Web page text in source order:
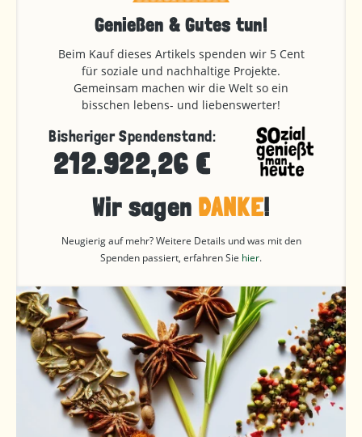
Genießen & Gutes tun!
Beim Kauf dieses Artikels spenden wir 5 Cent
für soziale und nachhaltige Projekte.
Gemeinsam machen wir die Welt so ein
bisschen lebens- und liebenswerter!
Bisheriger Spendenstand:
212.922,26 €
Wir sagen DANKE!
Neugierig auf mehr? Weitere Details und was mit den
Spenden passiert, erfahren Sie hier.